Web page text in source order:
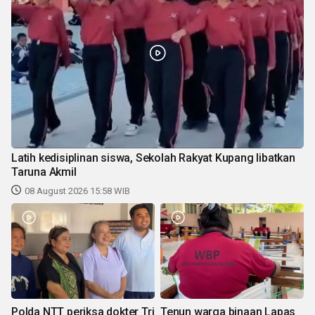
Latih kedisiplinan siswa, Sekolah Rakyat Kupang libatkan
Taruna Akmil
08 August 2026 15:58 WIB
Polda NTT periksa dokter Tri Tenun warga binaan Lapas